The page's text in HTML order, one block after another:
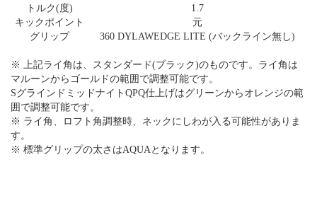
トルク(度)
1.7
キックポイント
元
グリップ
360 DYLAWEDGE LITE (バックライン無し)
※ 上記ライ角は、スタンダード(ブラック)のものです。ライ角は
マルーンからゴールドの範囲で調整可能です。
SグラインドミッドナイトQPQ仕上げはグリーンからオレンジの範
囲で調整可能です。
※ ライ角、ロフト角調整時、ネックにしわが入る可能性がありま
す。
※ 標準グリップの太さはAQUAとなります。